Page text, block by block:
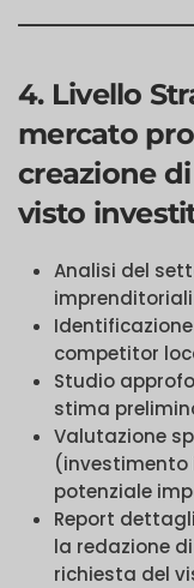
4. Livello
mercato
creazione
visto
Analisi del
competitor
Studio
stima
Valutazione
(investimento
potenziale
Report
la redazione
richiesta del